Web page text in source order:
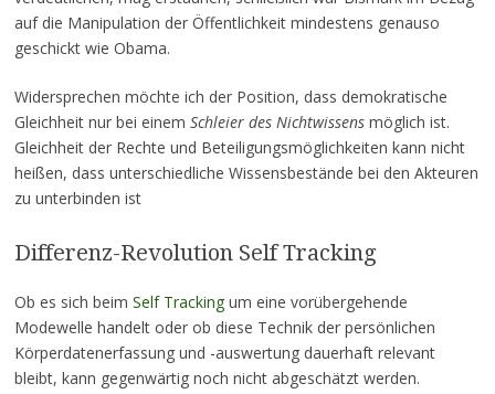
auf die Manipulation der Öffentlichkeit mindestens genauso
geschickt wie Obama.
Widersprechen möchte ich der Position, dass demokratische
Gleichheit nur bei einem Schleier des Nichtwissensmöglich ist.
Gleichheit der Rechte und Beteiligungsmöglichkeiten kann nicht
heißen, dass unterschiedliche Wissensbestände bei den Akteuren
zu unterbinden ist
Differenz-Revolution Self Tracking
Ob es sich beim Self Trackingum eine vorübergehende
Modewelle handelt oder ob diese Technik der persönlichen
Körperdatenerfassung und -auswertung dauerhaft relevant
bleibt, kann gegenwärtig noch nicht abgeschätzt werden.